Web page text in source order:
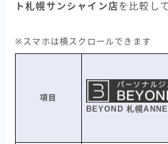
ト札幌サンシャイン店を比較し
※スマホは横スクロールできます
項目
BEYOND 札幌